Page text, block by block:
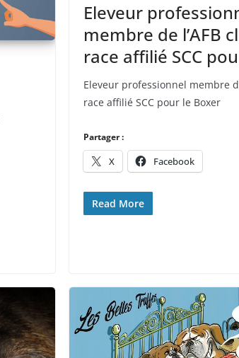
Eleveur
membre de l’AFB
race affilié SCC
Eleveur professionnel membre
race affilié SCC pour le Boxer
Partager :
X Facebook
Read More